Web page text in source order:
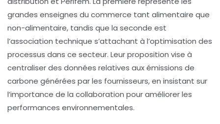
grandes enseignes du commerce tant alimentaire que
non-alimentaire, tandis que la seconde est
l’association technique s’attachant à l’optimisation des
processus dans ce secteur. Leur proposition vise à
centraliser des données relatives auxémissions de
carbone générées par les fournisseurs, en insistant sur
l’importance de la collaboration pour améliorer les
performances environnementales.